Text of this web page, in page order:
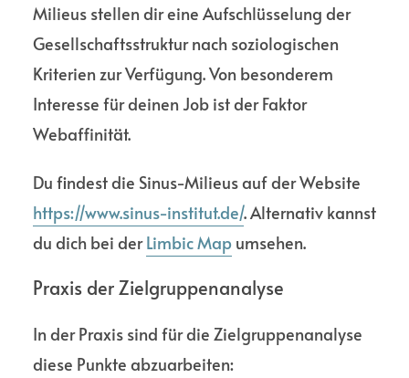
Milieus stellen dir eine Aufschlüs­selung der
Gesell­schafts­struktur nach soziolo­gischen
Kriterien zur Verfügung. Von besonderem
Interesse für deinen Job ist der Faktor
Webaffi­nität.
Du findest die Sinus-Milieus auf der Website
https://www.sinus-institut.de/. Alter­nativ kannst
du dich bei derLimbic Mapumsehen.
Praxis der Ziel­gruppen­analyse
In der Praxis sind für die Ziel­gruppen­analyse
diese Punkte abzuarbeiten: